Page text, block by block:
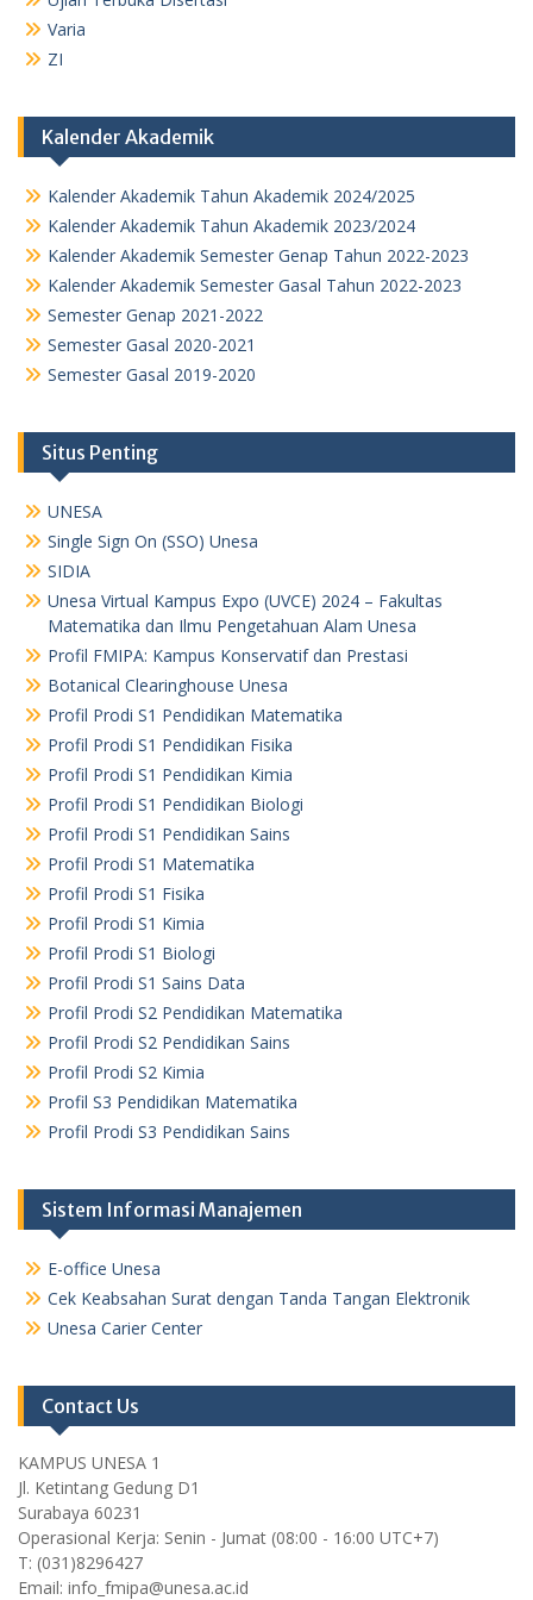
Varia
ZI
Kalender Akademik
Kalender Akademik Tahun Akademik 2024/2025
Kalender Akademik Tahun Akademik 2023/2024
Kalender Akademik Semester Genap Tahun 2022-2023
Kalender Akademik Semester Gasal Tahun 2022-2023
Semester Genap 2021-2022
Semester Gasal 2020-2021
Semester Gasal 2019-2020
Situs Penting
UNESA
Single Sign On (SSO) Unesa
SIDIA
Unesa Virtual Kampus Expo (UVCE) 2024 – Fakultas
Matematika dan Ilmu Pengetahuan Alam Unesa
Profil FMIPA: Kampus Konservatif dan Prestasi
Botanical Clearinghouse Unesa
Profil Prodi S1 Pendidikan Matematika
Profil Prodi S1 Pendidikan Fisika
Profil Prodi S1 Pendidikan Kimia
Profil Prodi S1 Pendidikan Biologi
Profil Prodi S1 Pendidikan Sains
Profil Prodi S1 Matematika
Profil Prodi S1 Fisika
Profil Prodi S1 Kimia
Profil Prodi S1 Biologi
Profil Prodi S1 Sains Data
Profil Prodi S2 Pendidikan Matematika
Profil Prodi S2 Pendidikan Sains
Profil Prodi S2 Kimia
Profil S3 Pendidikan Matematika
Profil Prodi S3 Pendidikan Sains
Sistem Informasi Manajemen
E-office Unesa
Cek Keabsahan Surat dengan Tanda Tangan Elektronik
Unesa Carier Center
Contact Us
KAMPUS UNESA 1
Jl. Ketintang Gedung D1
Surabaya 60231
Operasional Kerja: Senin - Jumat (08:00 - 16:00 UTC+7)
T: (031)8296427
Email: info_fmipa@unesa.ac.id